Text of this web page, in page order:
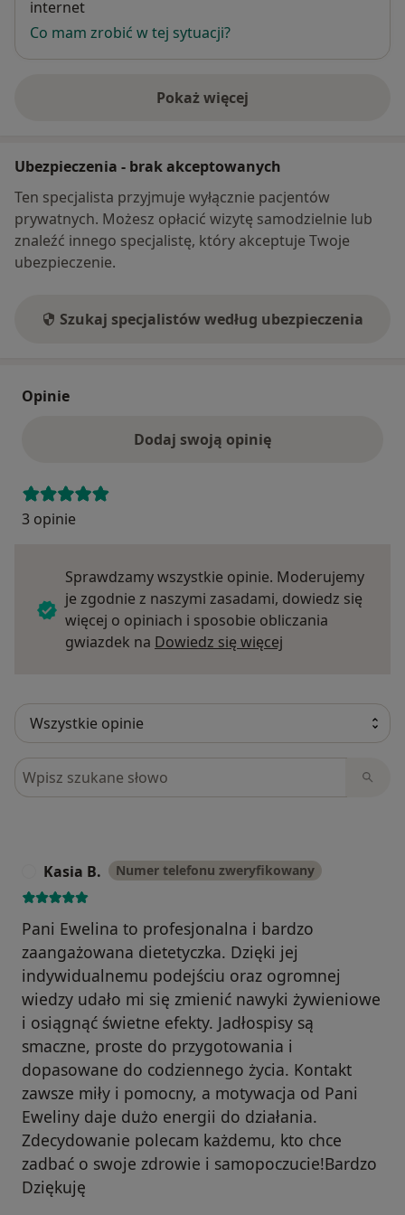
internet
Co mam zrobić w tej sytuacji?
Pokaż więcej
o adresie
Ubezpieczenia - brak akceptowanych
Ten specjalista przyjmuje wyłącznie pacjentów
prywatnych. Możesz opłacić wizytę samodzielnie lub
znaleźć innego specjalistę, który akceptuje Twoje
ubezpieczenie.
Szukaj specjalistów według ubezpieczenia
Opinie
Dodaj swoją opinię
3 opinie
Sprawdzamy wszystkie opinie. Moderujemy
je zgodnie z naszymi zasadami, dowiedz się
więcej o opiniach i sposobie obliczania
gwiazdek na Dowiedz się więcej
Szukaj w opiniach
Kasia B. Numer telefonu zweryfikowany
Pani Ewelina to profesjonalna i bardzo
zaangażowana dietetyczka. Dzięki jej
indywidualnemu podejściu oraz ogromnej
wiedzy udało mi się zmienić nawyki żywieniowe
i osiągnąć świetne efekty. Jadłospisy są
smaczne, proste do przygotowania i
dopasowane do codziennego życia. Kontakt
zawsze miły i pomocny, a motywacja od Pani
Eweliny daje dużo energii do działania.
Zdecydowanie polecam każdemu, kto chce
zadbać o swoje zdrowie i samopoczucie!Bardzo
Dziękuję